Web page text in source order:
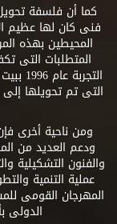
كما أن فلسفة تحويل
فنى كان لها عظيم
المحيطين بهذه
المتطلبات التى
ومن ناحية أخرى
ودعم العديد من
والفنون التشكيلية
عملية التنمية
المهرجان القومى
الدولى